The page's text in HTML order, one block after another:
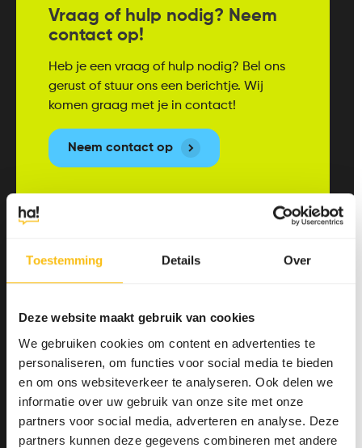
Toestemming Details Over
Deze website maakt gebruik van cookies
We gebruiken cookies om content en advertenties te
personaliseren, om functies voor social media te bieden
en om ons websiteverkeer te analyseren. Ook delen we
informatie over uw gebruik van onze site met onze
partners voor social media, adverteren en analyse. Deze
partners kunnen deze gegevens combineren met andere
Vraag of hulp nodig? Neem
contact op!
Heb je een vraag of hulp nodig? Bel ons
gerust of stuur ons een berichtje. Wij
komen graag met je in contact!
Neem contact op
Download hier